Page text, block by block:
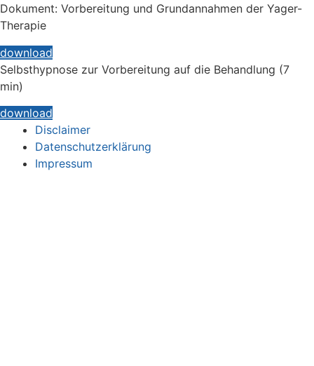
Dokument: Vorbereitung und Grundannahmen der Yager-
Therapie
download
Selbsthypnose zur Vorbereitung auf die Behandlung (7
min)
download
Disclaimer
Datenschutzerklärung
Impressum